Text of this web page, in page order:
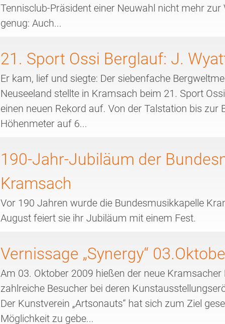
Tennisclub-Präsident einer Neuwahl nicht mehr
genug: Auch...
21. Sport Ossi Berglauf: J.
Er kam, lief und siegte: Der siebenfache
Neuseeland stellte in Kramsach beim 21. Sport
einen neuen Rekord auf. Von der Talstation bis zur
Höhenmeter auf 6...
190-Jahr-Jubiläum der
Kramsach
Vor 190 Jahren wurde die Bundesmusikkapelle
August feiert sie ihr Jubiläum mit einem Fest.
Vernissage „Synergy“
Am 03. Oktober 2009 hießen der neue Kramsacher
zahlreiche Besucher bei deren
Der Kunstverein „Artsonauts“ hat sich zum Ziel
Möglichkeit zu gebe...